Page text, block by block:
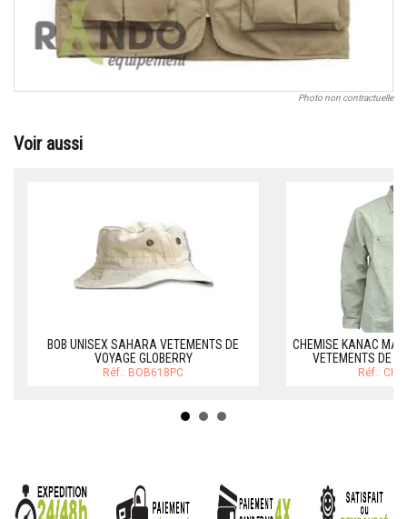
Photo non contractuelle
Voir aussi
BOB UNISEX SAHARA VETEMENTS DE
VOYAGE GLOBERRY
Réf.: BOB618PC
CHEMISE KANAC
VETEMENTS DE
Réf.: